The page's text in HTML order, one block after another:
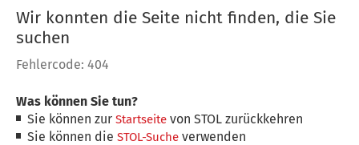
Wir konnten die Seite nicht finden, die Sie
suchen
Fehlercode: 404
Was können Sie tun?
Sie können zurStartseite von STOL zurückkehren
Sie können dieSTOL-Suche verwenden